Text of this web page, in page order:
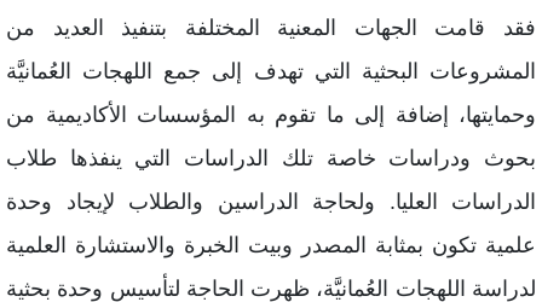
قامت الجهات المعنية المختلفة بتنفيذ العديد من
البحثية التي تهدف إلى جمع اللهجات العُمانيَّة
إضافة إلى ما تقوم به المؤسسات الأكاديمية من
ودراسات خاصة تلك الدراسات التي ينفذها طلاب
العليا. ولحاجة الدراسين والطلاب لإيجاد وحدة
تكون بمثابة المصدر وبيت الخبرة والاستشارة العلمية
اللهجات العُمانيَّة، ظهرت الحاجة لتأسيس وحدة بحثية